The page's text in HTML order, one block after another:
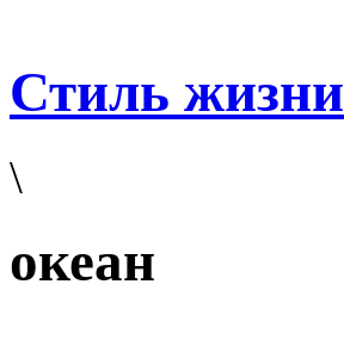
Стиль жизни
\
океан